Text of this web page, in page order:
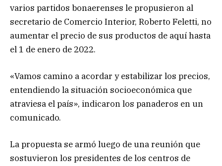
varios partidos bonaerenses le propusieron al
secretario de Comercio Interior, Roberto Feletti, no
aumentar el precio de sus productos de aquí hasta
el 1 de enero de 2022.
«Vamos camino a acordar y estabilizar los precios,
entendiendo la situación socioeconómica que
atraviesa el país», indicaron los panaderos en un
comunicado.
La propuesta se armó luego de una reunión que
sostuvieron los presidentes de los centros de